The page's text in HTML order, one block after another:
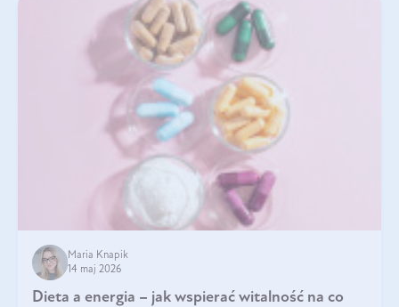
Maria Knapik
14 maj 2026
Dieta a energia – jak wspierać witalność na co